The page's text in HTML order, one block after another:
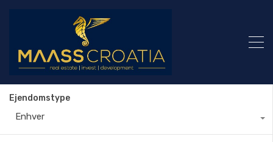
Ejendomstype
Enhver